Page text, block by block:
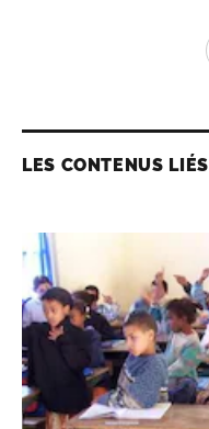
LES CONTENUS LIÉS